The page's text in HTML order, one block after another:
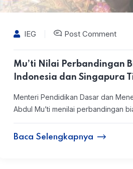
IEG Post Comment
Mu’ti Nilai Perbandingan
Indonesia dan Singapura
Menteri Pendidikan Dasar dan
Abdul Mu’ti menilai perbandingan
Baca Selengkapnya